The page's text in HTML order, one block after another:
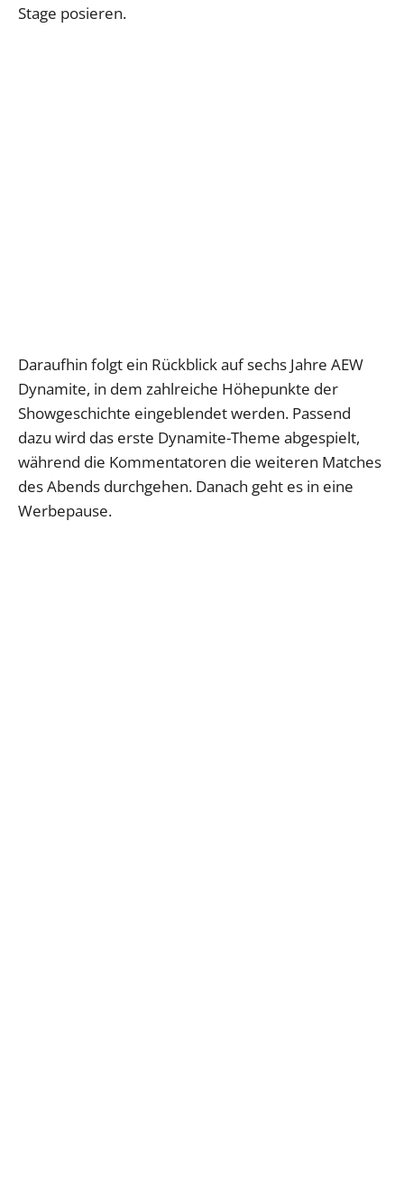
Stage posieren.
Daraufhin folgt ein Rückblick auf sechs Jahre AEW
Dynamite, in dem zahlreiche Höhepunkte der
Showgeschichte eingeblendet werden. Passend
dazu wird das erste Dynamite-Theme abgespielt,
während die Kommentatoren die weiteren Matches
des Abends durchgehen. Danach geht es in eine
Werbepause.